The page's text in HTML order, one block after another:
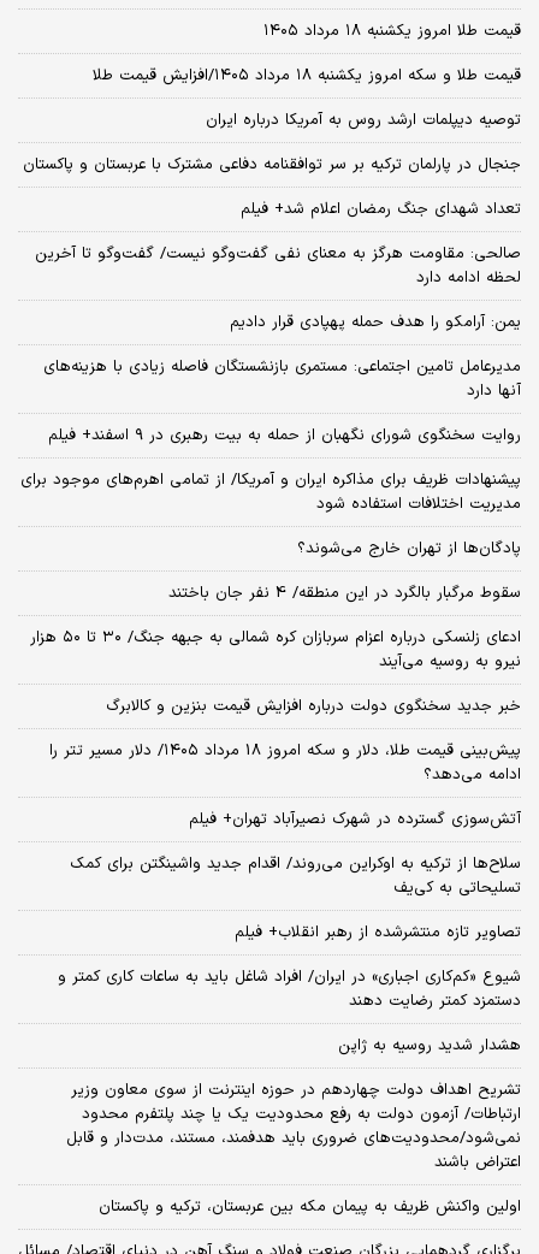
قیمت طلا امروز یکشنبه ۱۸ مرداد ۱۴۰۵
قیمت طلا و سکه امروز یکشنبه ۱۸ مرداد ۱۴۰۵/افزایش قیمت طلا
توصیه دیپلمات ارشد روس به آمریکا درباره ایران
جنجال در پارلمان ترکیه بر سر توافقنامه دفاعی مشترک با عربستان و پاکستان
تعداد شهدای جنگ رمضان اعلام شد+ فیلم
صالحی: مقاومت هرگز به معنای نفی گفت‌وگو نیست/ گفت‌وگو تا آخرین
لحظه ادامه دارد
یمن: آرامکو را هدف حمله پهپادی قرار دادیم
مدیرعامل تامین اجتماعی: مستمری بازنشستگان فاصله زیادی با هزینه‌های
آنها دارد
روایت سخنگوی شورای نگهبان از حمله به بیت رهبری در ۹ اسفند+ فیلم
پیشنهادات ظریف برای مذاکره ایران و آمریکا/ از تمامی اهرم‌های موجود برای
مدیریت اختلافات استفاده شود
پادگان‌ها از تهران خارج می‌شوند؟
سقوط مرگبار بالگرد در این منطقه/ 4 نفر جان باختند
ادعای زلنسکی درباره اعزام سربازان کره شمالی به جبهه جنگ/ ۳۰ تا ۵۰ هزار
نیرو به روسیه می‌آیند
خبر جدید سخنگوی دولت درباره افزایش قیمت بنزین و کالابرگ
پیش‌بینی قیمت طلا، دلار و سکه امروز 18 مرداد ۱۴۰۵/ دلار مسیر تتر را
ادامه می‌دهد؟
آتش‌سوزی گسترده در شهرک نصیرآباد تهران+ فیلم
سلاح‌ها از ترکیه به اوکراین می‌روند/ اقدام جدید واشینگتن برای کمک
تسلیحاتی به کی‌یف
تصاویر تازه منتشرشده از رهبر انقلاب+ فیلم
شیوع «کم‌کاری اجباری» در ایران/ افراد شاغل باید به ساعات کاری کمتر و
دستمزد کمتر رضایت دهند
هشدار شدید روسیه به ژاپن
تشریح اهداف دولت چهاردهم در حوزه اینترنت از سوی معاون وزیر
ارتباطات/ آزمون دولت به رفع محدودیت یک یا چند پلتفرم محدود
نمی‌‎شود/محدودیت‌های ضروری باید هدفمند، مستند، مدت‌دار و قابل
اعتراض باشند
اولین واکنش ظریف به پیمان مکه بین عربستان، ترکیه و پاکستان